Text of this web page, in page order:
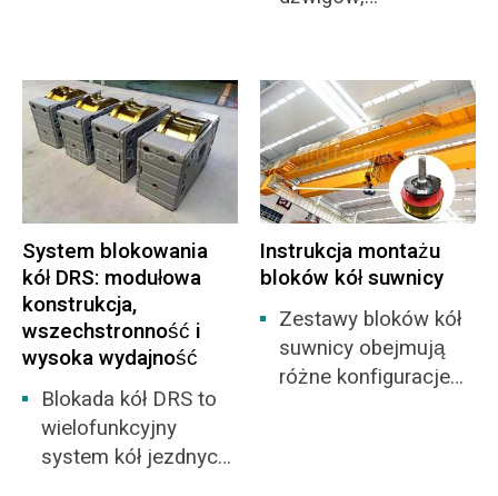
tak, aby bezpiecznie
mocowały szynę w
kierunku
poprzecznym, a
jednocześnie
pozwalały na pewien
ruch wzdłużny i
rozszerzalność pod
wpływem zmian
temperatury i innych
szynowy można
dostosować do
dużych, wydajnych i
przemyśle
stoczniowym,
chwytakach,
budownictwie i
innych gałęziach
przemysłu.
System blokowania
kół DRS: modułowa
konstrukcja,
wszechstronność i
wysoka wydajność
Blokada kół DRS to
wielofunkcyjny
system kół jezdnych
Instrukcja montażu
bloków kół suwnicy
Zestawy bloków kół
suwnicy obejmują
różne konfiguracje